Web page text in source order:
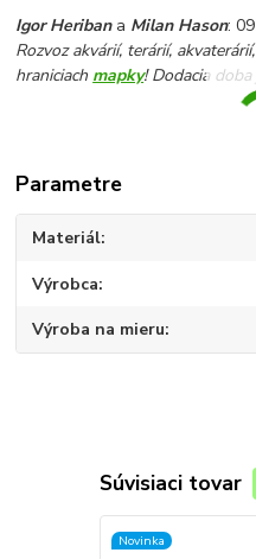
Igor Heribana Milan Hason:
Rozvoz akvárií, terárií,
hraniciach mapky! Dodacia
Parametre
Materiál
Výrobca
Výroba na mieru
Súvisiaci tovar
Novinka